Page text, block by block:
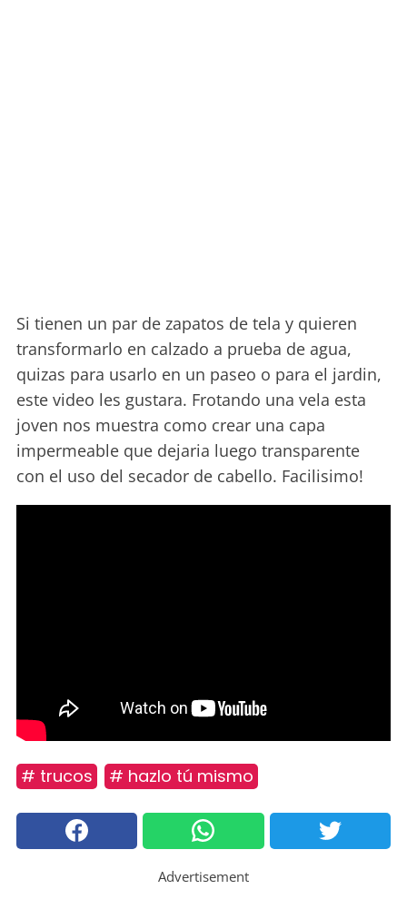
Si tienen un par de zapatos de tela y quieren
transformarlo en calzado a prueba de agua,
quizas para usarlo en un paseo o para el jardin,
este video les gustara. Frotando una vela esta
joven nos muestra como crear una capa
impermeable que dejaria luego transparente
con el uso del secador de cabello. Facilisimo!
# trucos # hazlo tú mismo
Advertisement